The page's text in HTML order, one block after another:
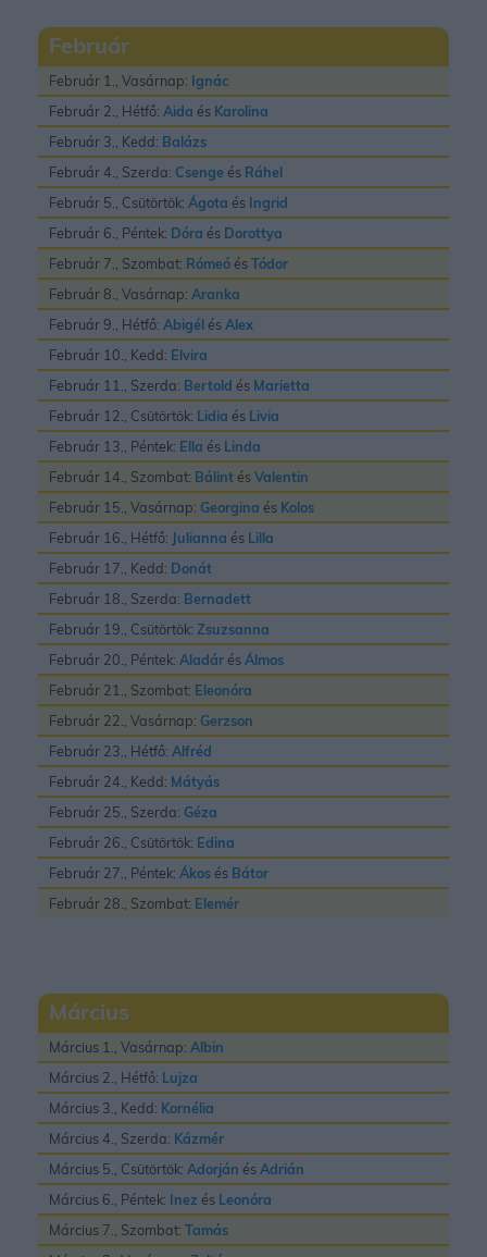
Február
Február 1., Vasárnap: Ignác
Február 2., Hétfő: Aida és Karolina
Február 3., Kedd: Balázs
Február 4., Szerda: Csenge és Ráhel
Február 5., Csütörtök: Ágota és Ingrid
Február 6., Péntek: Dóra és Dorottya
Február 7., Szombat: Rómeó ésTódor
Február 8., Vasárnap: Aranka
Február 9., Hétfő: Abigél ésAlex
Február 10., Kedd: Elvira
Február 11., Szerda: Bertold és Marietta
Február 12., Csütörtök: Lidia és Livia
Február 13., Péntek: Ella és Linda
Február 14., Szombat: Bálint ésValentin
Február 15., Vasárnap: Georgina és Kolos
Február 16., Hétfő: Julianna és Lilla
Február 17., Kedd: Donát
Február 18., Szerda: Bernadett
Február 19., Csütörtök: Zsuzsanna
Február 20., Péntek: Aladár ésÁlmos
Február 21., Szombat: Eleonóra
Február 22., Vasárnap: Gerzson
Február 23., Hétfő: Alfréd
Február 24., Kedd: Mátyás
Február 25., Szerda: Géza
Február 26., Csütörtök: Edina
Február 27., Péntek: Ákos és Bátor
Február 28., Szombat: Elemér
Március
Március 1., Vasárnap: Albin
Március 2., Hétfő: Lujza
Március 3., Kedd: Kornélia
Március 4., Szerda: Kázmér
Március 5., Csütörtök: Adorján ésAdrián
Március 6., Péntek: Inez és Leonóra
Március 7., Szombat: Tamás